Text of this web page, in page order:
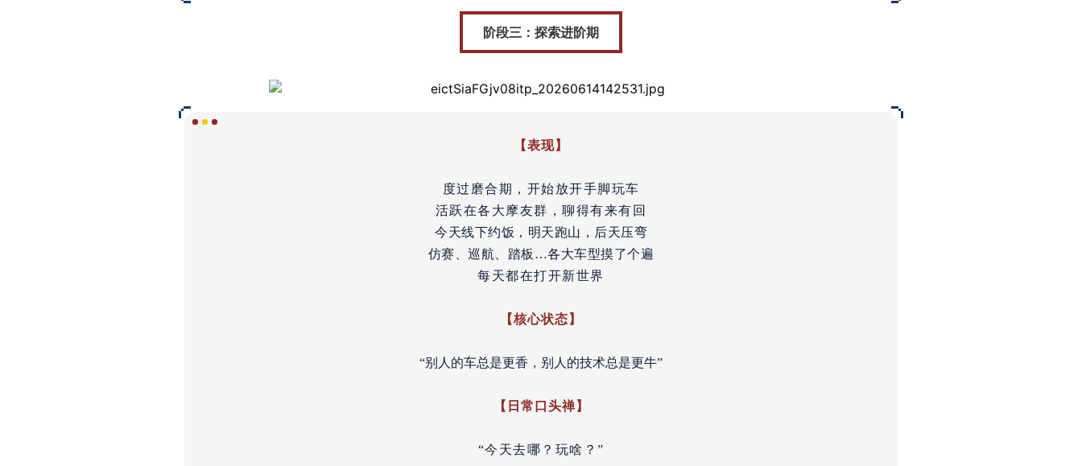
阶段三：探索进阶期
【表现】
度过磨合期，开始放开手脚玩车
活跃在各大摩友群，聊得有来有回
今天线下约饭，明天跑山，后天压弯
仿赛、巡航、踏板…各大车型摸了个遍
每天都在打开新世界
【核心状态】
“别人的车总是更香，别人的技术总是更牛”
【日常口头禅】
“今天去哪？玩啥？”